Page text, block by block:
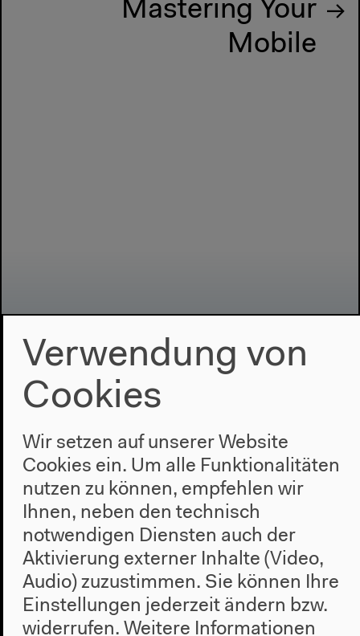
Mastering Your
Mobile
Programm
2022
Das Neue Alphabet
Das Anthropozän am HKW
Haus
Über uns
Geschichte
Verwendung von
Cookies
Wir setzen auf unserer Website
Cookies ein. Um alle Funktionalitäten
nutzen zu können, empfehlen wir
Ihnen, neben den technisch
notwendigen Diensten auch der
Aktivierung externer Inhalte (Video,
Audio) zuzustimmen. Sie können Ihre
Einstellungen jederzeit ändern bzw.
widerrufen. Weitere Informationen